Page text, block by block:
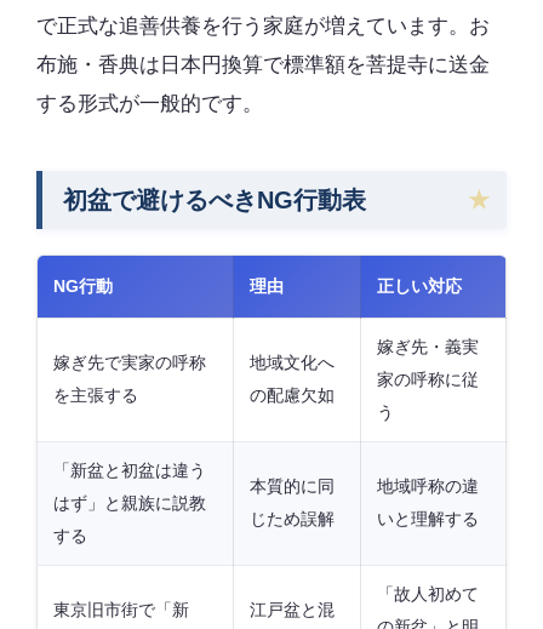
で正式な追善供養を行う家庭が増えています。お
布施・香典は日本円換算で標準額を菩提寺に送金
する形式が一般的です。
初盆で避けるべきNG行動表
NG行動 理由 正しい対応
嫁ぎ先で実家の呼称
を主張する
地域文化へ
の配慮欠如
嫁ぎ先・義実
家の呼称に従
う
「新盆と初盆は違う
はず」と親族に説教
する
本質的に同
じため誤解
地域呼称の違
いと理解する
東京旧市街で「新 江戸盆と混
「故人初めて